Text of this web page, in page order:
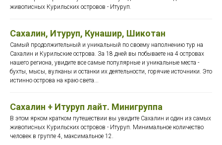
живописных Курильских островов - Итуруп.
Сахалин, Итуруп, Кунашир, Шикотан
Самый продолжительный и уникальный по своему наполнению тур на
Сахалин и Курильские острова. За 18 дней вы побываете на 4 островах
нашего региона, увидите все самые популярные и уникальные места -
бухты, мысы, вулканы и останки их деятельности, горячие источники. Это
истинно острова на краю света...
Сахалин + Итуруп лайт. Минигруппа
В этом ярком кратком путешествии вы увидите Сахалин и один из самых
живописных Курильских островов - Итуруп. Минимальное количество
человек в группе 4, максимальное 12.